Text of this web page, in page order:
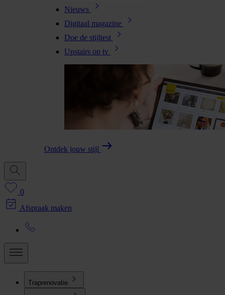
Nieuws
Digitaal magazine
Doe de stijltest
Upstairs op tv
Ontdek jouw stijl
0
Afspraak maken
Traprenovatie